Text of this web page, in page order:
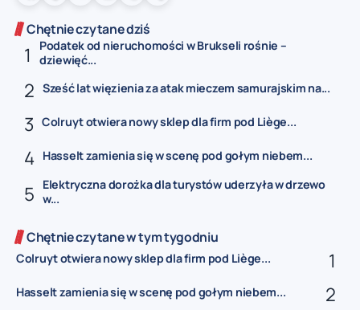
Chętnie czytane dziś
Podatek od nieruchomości w Brukseli rośnie –
dziewięć...
Sześć lat więzienia za atak mieczem samurajskim na...
Colruyt otwiera nowy sklep dla firm pod Liège...
Hasselt zamienia się w scenę pod gołym niebem...
Elektryczna dorożka dla turystów uderzyła w drzewo
w...
Chętnie czytane w tym tygodniu
Colruyt otwiera nowy sklep dla firm pod Liège...
Hasselt zamienia się w scenę pod gołym niebem...